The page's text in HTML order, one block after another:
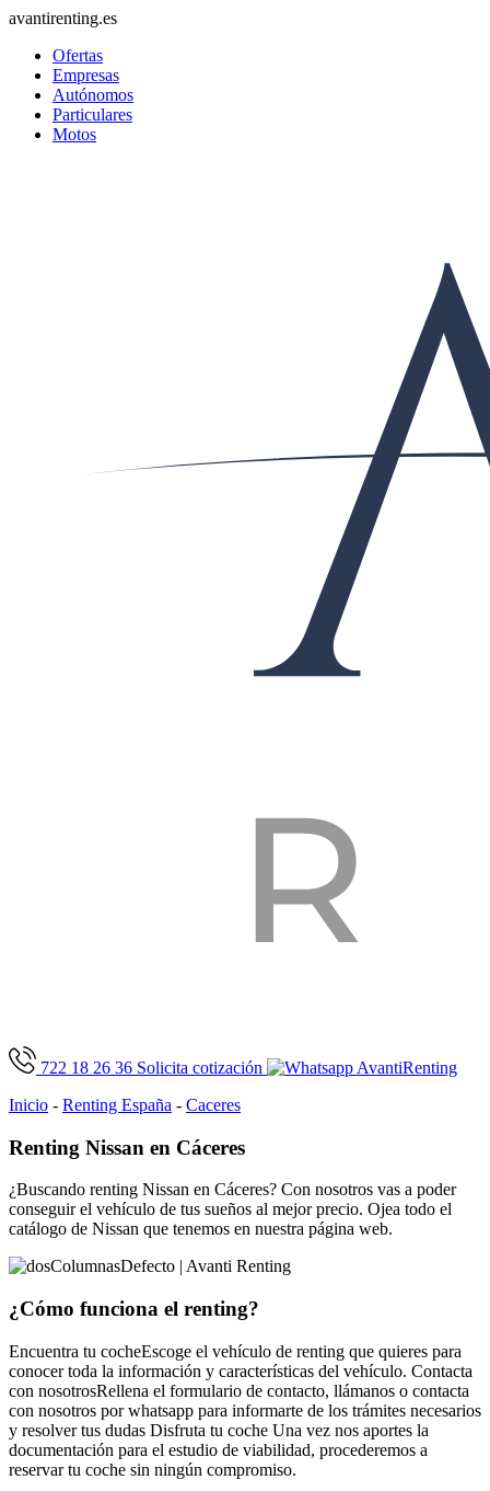
avantirenting.es
Ofertas
Empresas
Autónomos
Particulares
Motos
722 18 26 36 Solicita cotización
Inicio - Renting España - Caceres
Renting Nissan en Cáceres
¿Buscando renting Nissan en Cáceres? Con nosotros vas a poder
conseguir el vehículo de tus sueños al mejor precio. Ojea todo el
catálogo de Nissan que tenemos en nuestra página web.
¿Cómo funciona el renting?
Encuentra tu cocheEscoge el vehículo de renting que quieres para
conocer toda la información y características del vehículo. Contacta
con nosotrosRellena el formulario de contacto, llámanos o contacta
con nosotros por whatsapp para informarte de los trámites necesarios
y resolver tus dudas Disfruta tu coche Una vez nos aportes la
documentación para el estudio de viabilidad, procederemos a
reservar tu coche sin ningún compromiso.